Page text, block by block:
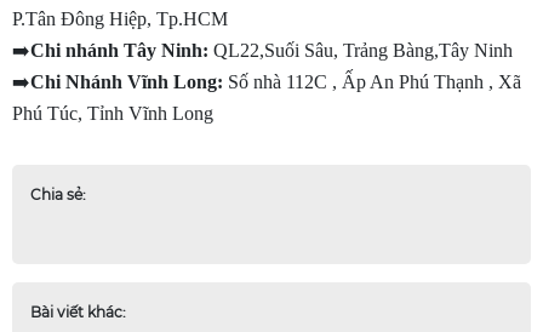
P.Tân Đông Hiệp, Tp.HCM
➡️Chi nhánh Tây Ninh: QL22,Suối Sâu, Trảng Bàng,Tây Ninh
➡️Chi Nhánh Vĩnh Long: Số nhà 112C , Ấp An Phú Thạnh , Xã
Phú Túc, Tỉnh Vĩnh Long
Chia sẻ:
Bài viết khác: